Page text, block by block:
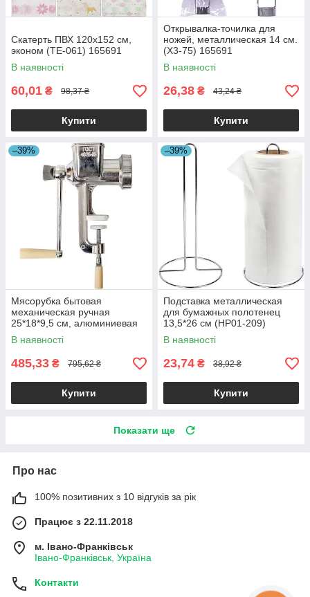
Скатерть ПВХ 120x152 см,
эконом (ТЕ-061) 165691
В наявності
60,01 ₴ 98,37 ₴
Купити
Открывалка-точилка для
ножей, металлическая 14 см.
(X3-75) 165691
В наявності
26,38 ₴ 43,24 ₴
Купити
–39%
Мясорубка бытовая
механическая ручная
25*18*9,5 см, алюминиевая
(X3-112) 165691
В наявності
485,33 ₴ 795,62 ₴
Купити
–39%
Подставка металлическая
для бумажных полотенец
13,5*26 см (HP01-209)
165691
В наявності
23,74 ₴ 38,92 ₴
Купити
Показати ще
Про нас
100% позитивних з 10 відгуків за рік
Працює з 22.11.2018
м. Івано-Франківськ
Івано-Франківськ, Україна
Контакти